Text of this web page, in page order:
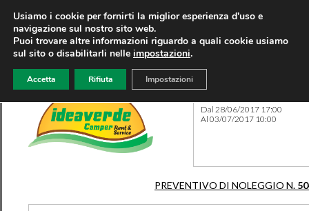
Dal 28/06/2017 17:00
Al 03/07/2017 10:00
PREVENTIVO DI NOLEGGIO N.
Usiamo i cookie per fornirti la miglior esperienza d'uso e
navigazione sul nostro sito web.
Puoi trovare altre informazioni riguardo a quali cookie usiamo
sul sito o disabilitarli nelle impostazioni.
Accetta Rifiuta Impostazioni